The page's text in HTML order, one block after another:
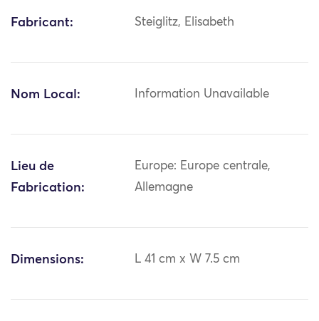
Fabricant: Steiglitz, Elisabeth
Nom Local: Information Unavailable
Lieu de
Fabrication:
Europe: Europe centrale,
Allemagne
Dimensions: L 41 cm x W 7.5 cm